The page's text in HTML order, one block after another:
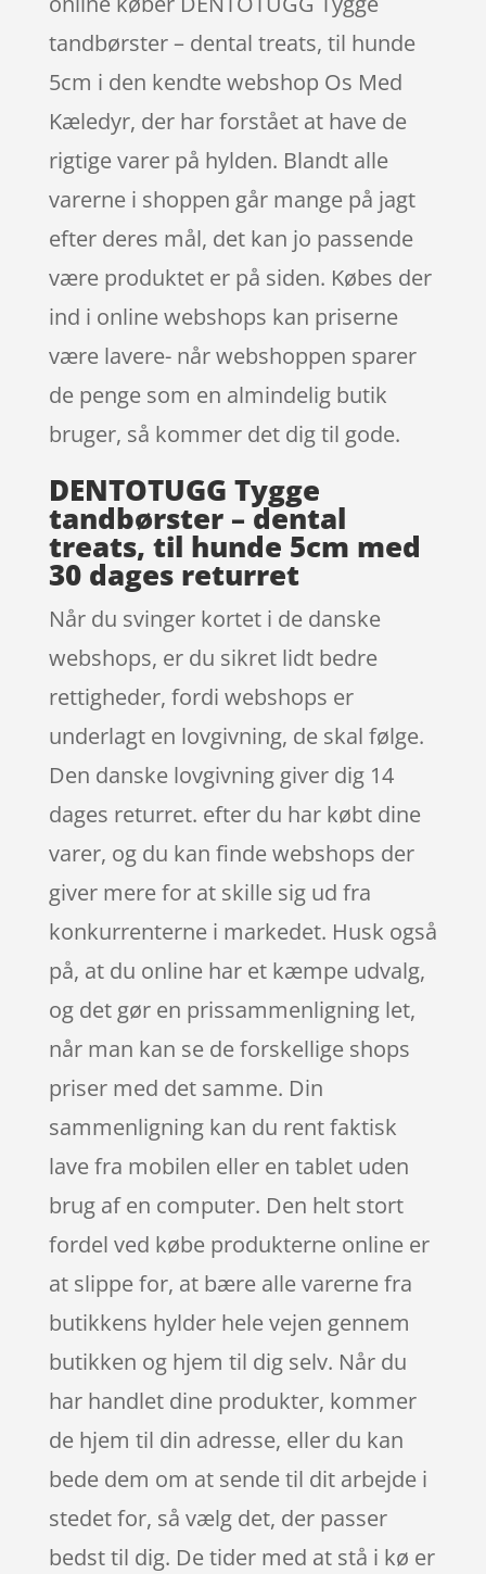
tandbørster – dental treats, til hunde
5cm i den kendte webshop Os Med
Kæledyr, der har forstået at have de
rigtige varer på hylden. Blandt alle
varerne i shoppen går mange på jagt
efter deres mål, det kan jo passende
være produktet er på siden. Købes der
ind i online webshops kan priserne
være lavere- når webshoppen sparer
de penge som en almindelig butik
bruger, så kommer det dig til gode.
DENTOTUGG Tygge
tandbørster – dental
treats, til hunde 5cm med
30 dages returret
Når du svinger kortet i de danske
webshops, er du sikret lidt bedre
rettigheder, fordi webshops er
underlagt en lovgivning, de skal følge.
Den danske lovgivning giver dig 14
dages returret. efter du har købt dine
varer, og du kan finde webshops der
giver mere for at skille sig ud fra
konkurrenterne i markedet. Husk også
på, at du online har et kæmpe udvalg,
og det gør en prissammenligning let,
når man kan se de forskellige shops
priser med det samme. Din
sammenligning kan du rent faktisk
lave fra mobilen eller en tablet uden
brug af en computer. Den helt stort
fordel ved købe produkterne online er
at slippe for, at bære alle varerne fra
butikkens hylder hele vejen gennem
butikken og hjem til dig selv. Når du
har handlet dine produkter, kommer
de hjem til din adresse, eller du kan
bede dem om at sende til dit arbejde i
stedet for, så vælg det, der passer
bedst til dig. De tider med at stå i kø er